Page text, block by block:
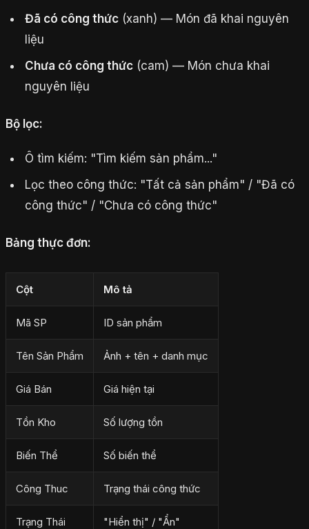
Đã có công thức (xanh) — Món đã khai nguyên
liệu
Chưa có công thức (cam) — Món chưa khai
nguyên liệu
Bộ lọc:
Ô tìm kiếm: "Tìm kiếm sản phẩm..."
Lọc theo công thức: "Tất cả sản phẩm" / "Đã có
công thức" / "Chưa có công thức"
Bảng thực đơn:
Cột Mô tả
Mã SP ID sản phẩm
Tên Sản Phẩm Ảnh + tên + danh mục
Giá Bán Giá hiện tại
Tồn Kho Số lượng tồn
Biến Thể Số biến thể
Công Thuc Trạng thái công thức
Trạng Thái "Hiển thị" / "Ẩn"